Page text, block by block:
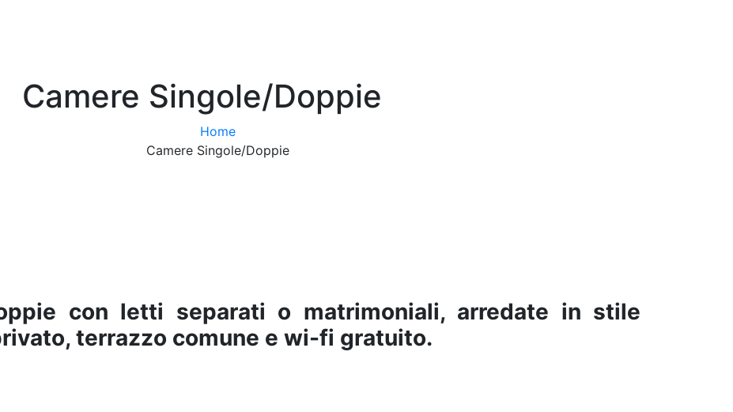
Camere Singole/Doppie
Home
Camere Singole/Doppie
con letti separati o matrimoniali, arredate in stile
terrazzo comune e wi-fi gratuito.